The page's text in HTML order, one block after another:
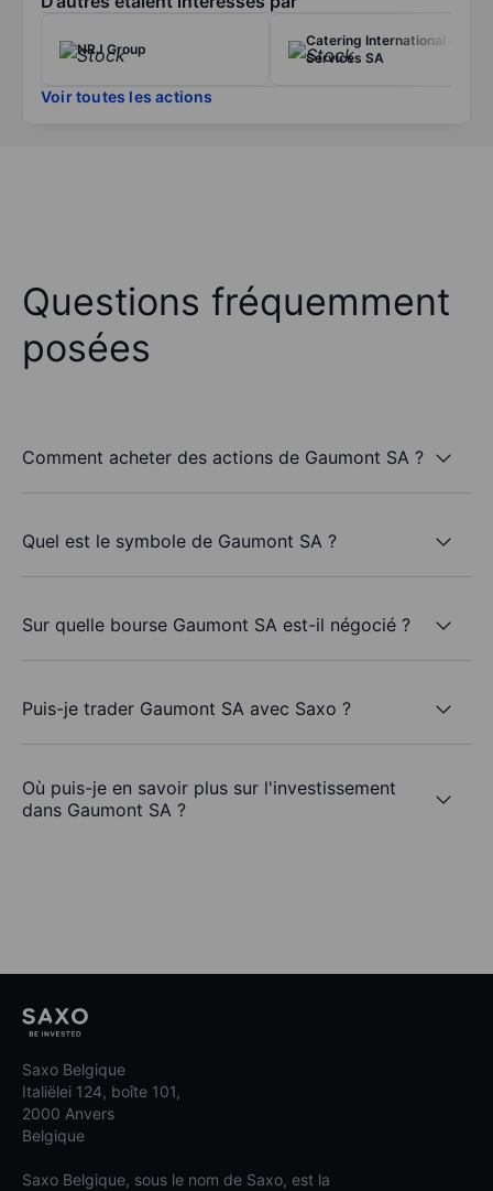
NRJ Group
Catering International &
Services SA
Voir toutes les actions
Questions fréquemment
posées
Comment acheter des actions de Gaumont SA ?
Quel est le symbole de Gaumont SA ?
Sur quelle bourse Gaumont SA est-il négocié ?
Puis-je trader Gaumont SA avec Saxo ?
Où puis-je en savoir plus sur l'investissement
dans Gaumont SA ?
Saxo Belgique
Italiëlei 124, boîte 101,
2000 Anvers
Belgique
Saxo Belgique, sous le nom de Saxo, est la